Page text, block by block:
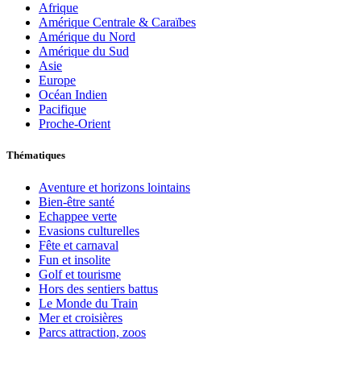
Afrique
Amérique Centrale & Caraïbes
Amérique du Nord
Amérique du Sud
Asie
Europe
Océan Indien
Pacifique
Proche-Orient
Thématiques
Aventure et horizons lointains
Bien-être santé
Echappee verte
Evasions culturelles
Fête et carnaval
Fun et insolite
Golf et tourisme
Hors des sentiers battus
Le Monde du Train
Mer et croisières
Parcs attraction, zoos